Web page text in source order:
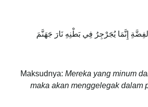
إِنَّمَا يُجَرْجِرُ فِي بَطْنِهِ نَارَ جَهَنَّمَ
Maksudnya: Mereka yang minum
maka akan menggelegak dalam